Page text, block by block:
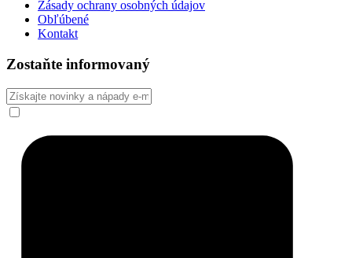
Zásady ochrany osobných údajov
Obľúbené
Kontakt
Zostaňte informovaný